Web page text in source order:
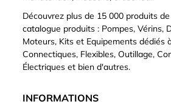
Découvrez plus de 15 000 produits
catalogue produits : Pompes, Vérins,
Moteurs, Kits et Equipements dédiés
Connectiques, Flexibles, Outillage,
Électriques et bien d'autres.
INFORMATIONS